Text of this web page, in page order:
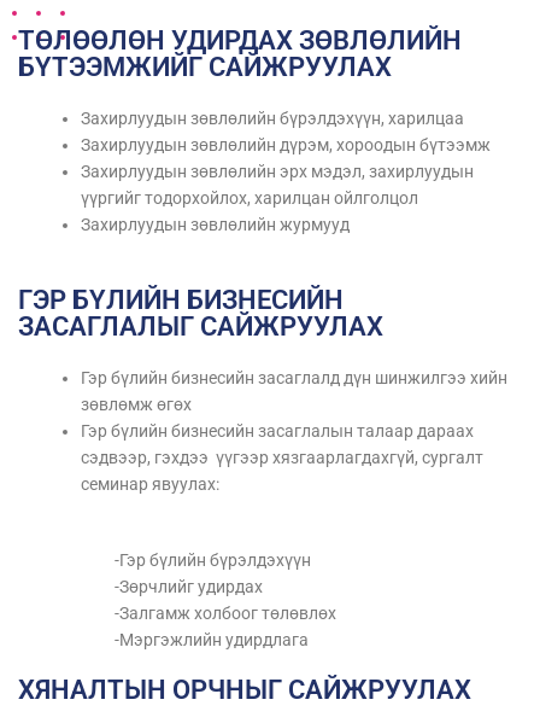
ТӨЛӨӨЛӨН УДИРДАХ ЗӨВЛӨЛИЙН
БҮТЭЭМЖИЙГ САЙЖРУУЛАХ
Захирлуудын зөвлөлийн бүрэлдэхүүн, харилцаа
Захирлуудын зөвлөлийн дүрэм, хороодын бүтээмж
Захирлуудын зөвлөлийн эрх мэдэл, захирлуудын
үүргийг тодорхойлох, харилцан ойлголцол
Захирлуудын зөвлөлийн журмууд
ГЭР БҮЛИЙН БИЗНЕСИЙН
ЗАСАГЛАЛЫГ САЙЖРУУЛАХ
Гэр бүлийн бизнесийн засаглалд дүн шинжилгээ хийн
зөвлөмж өгөх
Гэр бүлийн бизнесийн засаглалын талаар дараах
сэдвээр, гэхдээ үүгээр хязгаарлагдахгүй, сургалт
семинар явуулах:
-Гэр бүлийн бүрэлдэхүүн
-Зөрчлийг удирдах
-Залгамж холбоог төлөвлөх
-Мэргэжлийн удирдлага
ХЯНАЛТЫН ОРЧНЫГ САЙЖРУУЛАХ